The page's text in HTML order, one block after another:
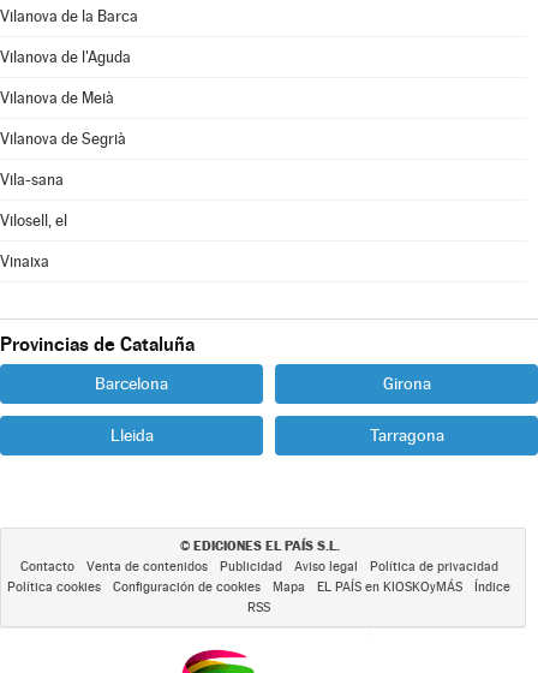
Vilanova de la Barca
Vilanova de l'Aguda
Vilanova de Meià
Vilanova de Segrià
Vila-sana
Vilosell, el
Vinaixa
Provincias de Cataluña
Barcelona Girona
Lleida Tarragona
© EDICIONES EL PAÍS S.L.
Contacto Venta de contenidos Publicidad Aviso legal
Política de privacidad
Política cookies
Configuración de cookies Mapa EL PAÍS en KIOSKOyMÁS
Índice
RSS